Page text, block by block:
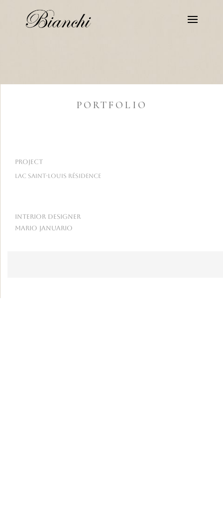
PORTFOLIO
PROJECT
lac saint-louis résidence
interior designer
mario januario